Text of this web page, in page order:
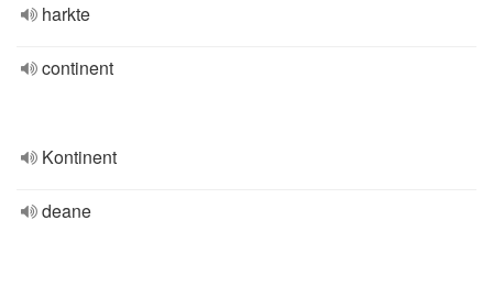
harkte
continent
Kontinent
deane